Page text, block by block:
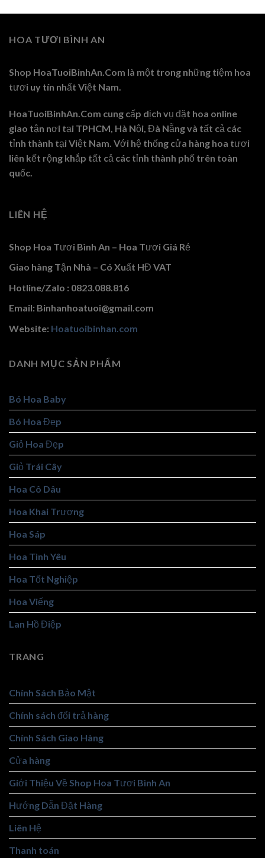
HOA TƯƠI BÌNH AN
Shop HoaTuoiBinhAn.Com là một trong những tiệm hoa
tươi uy tín nhất Việt Nam.
HoaTuoiBinhAn.Com cung cấp dịch vụ đặt hoa online
giao tận nơi tại TPHCM, Hà Nội, Đà Nẵng và tất cả các
tỉnh thành tại Việt Nam. Với hệ thống cửa hàng hoa tươi
liên kết rộng khắp tất cả các tỉnh thành phố trên toàn
quốc.
LIÊN HỆ
Shop Hoa Tươi Bình An – Hoa Tươi Giá Rẻ
Giao hàng Tận Nhà – Có Xuất HĐ VAT
Hotline/Zalo : 0823.088.816
Email: Binhanhoatuoi@gmail.com
Website: Hoatuoibinhan.com
DANH MỤC SẢN PHẨM
Bó Hoa Baby
Bó Hoa Đẹp
Giỏ Hoa Đẹp
Giỏ Trái Cây
Hoa Cô Dâu
Hoa Khai Trương
Hoa Sáp
Hoa Tình Yêu
Hoa Tốt Nghiệp
Hoa Viếng
Lan Hồ Điệp
TRANG
Chính Sách Bảo Mật
Chính sách đổi trả hàng
Chính Sách Giao Hàng
Cửa hàng
Giới Thiệu Về Shop Hoa Tươi Bình An
Hướng Dẫn Đặt Hàng
Liên Hệ
Thanh toán